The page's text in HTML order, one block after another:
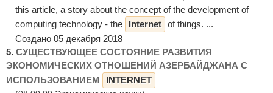
this article, a story about the concept of the development of
computing technology - the
Internet of things. ...
Создано 05 декабря 2018
5. СУЩЕСТВУЮЩЕЕ СОСТОЯНИЕ РАЗВИТИЯ
ЭКОНОМИЧЕСКИХ ОТНОШЕНИЙ АЗЕРБАЙДЖАНА С
ИСПОЛЬЗОВАНИЕМ
INTERNET